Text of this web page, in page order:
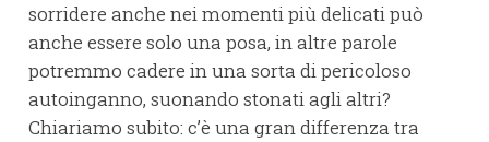
sorridere anche nei momenti più delicati può
anche essere solo una posa, in altre parole
potremmo cadere in una sorta di pericoloso
autoinganno, suonando stonati agli altri?
Chiariamo subito: c’è una gran differenza tra